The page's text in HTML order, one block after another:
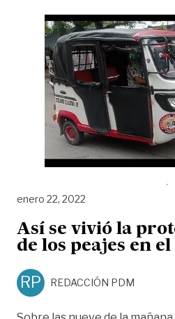
enero 22, 2022
Así se vivió la
de los peajes en
RP REDACCIÓN PDM